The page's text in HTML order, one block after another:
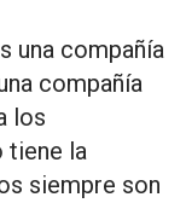
una compañía
compañía
los
tiene la
siempre son